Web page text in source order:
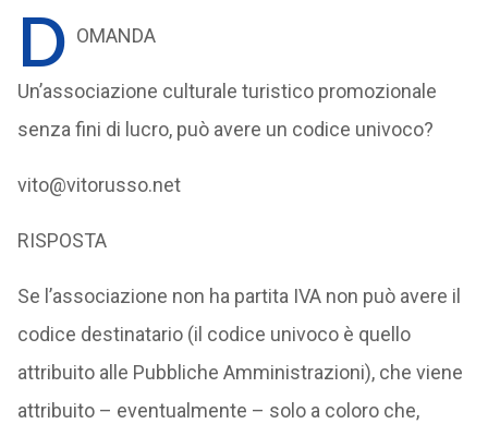
D OMANDA
Un’associazione culturale turistico promozionale
senza fini di lucro, può avere un codice univoco?
vito@vitorusso.net
RISPOSTA
Se l’associazione non ha partita IVA non può avere il
codice destinatario (il codice univoco è quello
attribuito alle Pubbliche Amministrazioni), che viene
attribuito – eventualmente – solo a coloro che,